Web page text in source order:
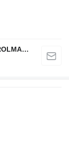
Przedsiębiorstwo Produkcyjno-Handlowe ROLMAPOL Marcin Dziekan